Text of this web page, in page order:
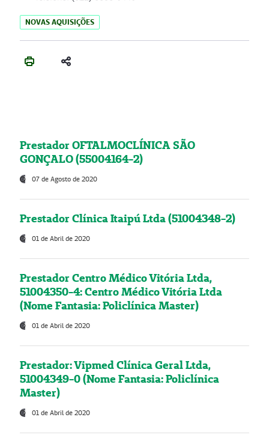
NOVAS AQUISIÇÕES
Prestador OFTALMOCLÍNICA SÃO
GONÇALO (55004164-2)
07 de Agosto de 2020
Prestador Clínica Itaipú Ltda (51004348-2)
01 de Abril de 2020
Prestador Centro Médico Vitória Ltda,
51004350-4: Centro Médico Vitória Ltda
(Nome Fantasia: Policlínica Master)
01 de Abril de 2020
Prestador: Vipmed Clínica Geral Ltda,
51004349-0 (Nome Fantasia: Policlínica
Master)
01 de Abril de 2020